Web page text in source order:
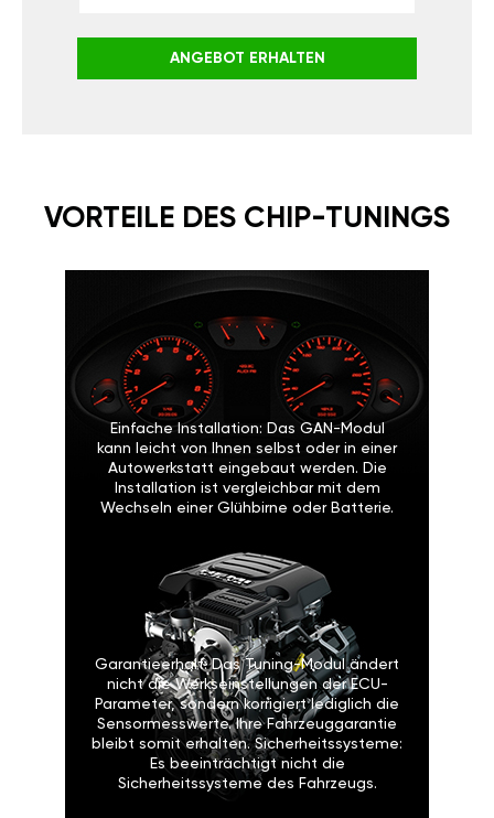
ANGEBOT ERHALTEN
VORTEILE DES CHIP-TUNINGS
Einfache Installation: Das GAN-Modul
kann leicht von Ihnen selbst oder in einer
Autowerkstatt eingebaut werden. Die
Installation ist vergleichbar mit dem
Wechseln einer Glühbirne oder Batterie.
Garantieerhalt: Das Tuning-Modul ändert
nicht die Werkseinstellungen der ECU-
Parameter, sondern korrigiert lediglich die
Sensormesswerte. Ihre Fahrzeuggarantie
bleibt somit erhalten. Sicherheitssysteme:
Es beeinträchtigt nicht die
Sicherheitssysteme des Fahrzeugs.